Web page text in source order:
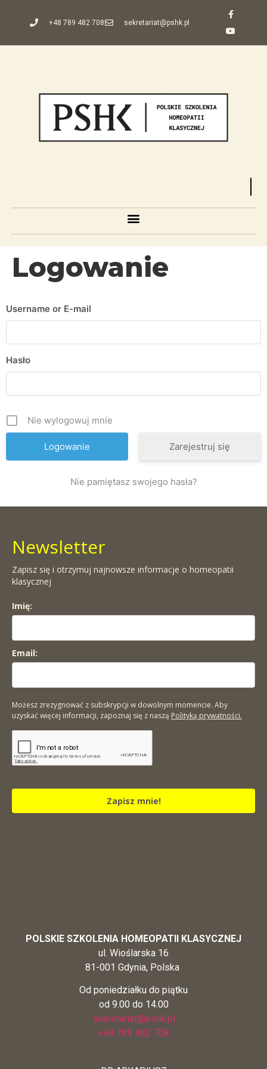
+48 789 482 708 sekretariat@pshk.pl
Logowanie
Username or E-mail
Hasło
Nie wylogowuj mnie
Zarejestruj się
Nie pamiętasz swojego hasła?
Newsletter
Zapisz się i otrzymuj najnowsze informacje o homeopatii
klasycznej
Imię:
Email:
Możesz zrezygnować z subskrypcji w dowolnym momencie. Aby
uzyskać więcej informacji, zapoznaj się z naszą Polityką prywatności.
Zapisz mnie!
POLSKIE SZKOLENIA HOMEOPATII KLASYCZNEJ
ul. Wioślarska 16
81-001 Gdynia, Polska
Od poniedziałku do piątku
od 9.00 do 14.00
sekretariat@pshk.pl
+48 789 482 708